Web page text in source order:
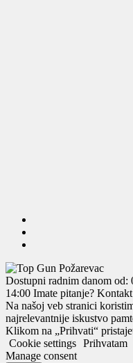
Dostupni radnim danom od:
14:00 Imate pitanje?
Na našoj veb stranici
najrelevantnije iskustvo
Klikom na „Prihvati“
Cookie settings Prihvatam
Manage consent